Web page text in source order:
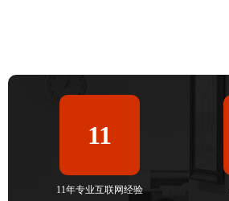
11
11年专业互联网经验